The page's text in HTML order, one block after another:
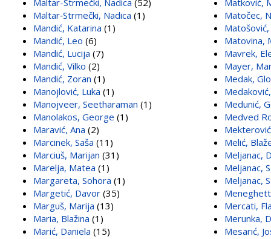
Maltar-Strmečki, Nadica (52)
Maltar‑Strmečki, Nadica (1)
Mandić, Katarina (1)
Mandić, Leo (6)
Mandić, Lucija (7)
Mandić, Vilko (2)
Mandić, Zoran (1)
Manojlović, Luka (1)
Manojveer, Seetharaman (1)
Manolakos, George (1)
Maravić, Ana (2)
Marcinek, Saša (11)
Marciuš, Marijan (31)
Marelja, Matea (1)
Margareta, Sohora (1)
Margetić, Davor (35)
Marguš, Marija (13)
Maria, Blažina (1)
Marić, Daniela (15)
Matković,
Matočec,
Matovina,
Mavrek,
Mayer,
Medak,
Medunić,
Medved
Melić,
Meljanac,
Meljanac,
Meljanac,
Mercati,
Merunka,
Mesarić,